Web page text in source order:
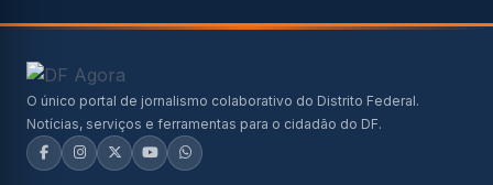
O único portal de jornalismo colaborativo do Distrito Federal.
Notícias, serviços e ferramentas para o cidadão do DF.